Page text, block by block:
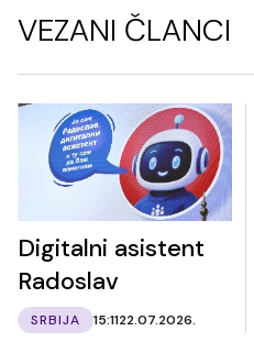
VEZANI ČLANCI
Digitalni asistent
Radoslav
SRBIJA 15:1122.07.2026.